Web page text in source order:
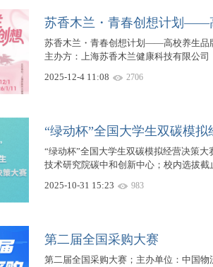
苏香木兰・青春创想计划——
苏香木兰・青春创想计划——高校养生品
主办方：上海苏香木兰健康科技有限公司
2025-12-4 11:08
2706
“绿动杯”全国大学生双碳模拟
“绿动杯”全国大学生双碳模拟经营决策
技术研究院碳中和创新中心；校内选拔截
2025-10-31 15:23
983
第二届全国采购大赛
第二届全国采购大赛；主办单位：中国